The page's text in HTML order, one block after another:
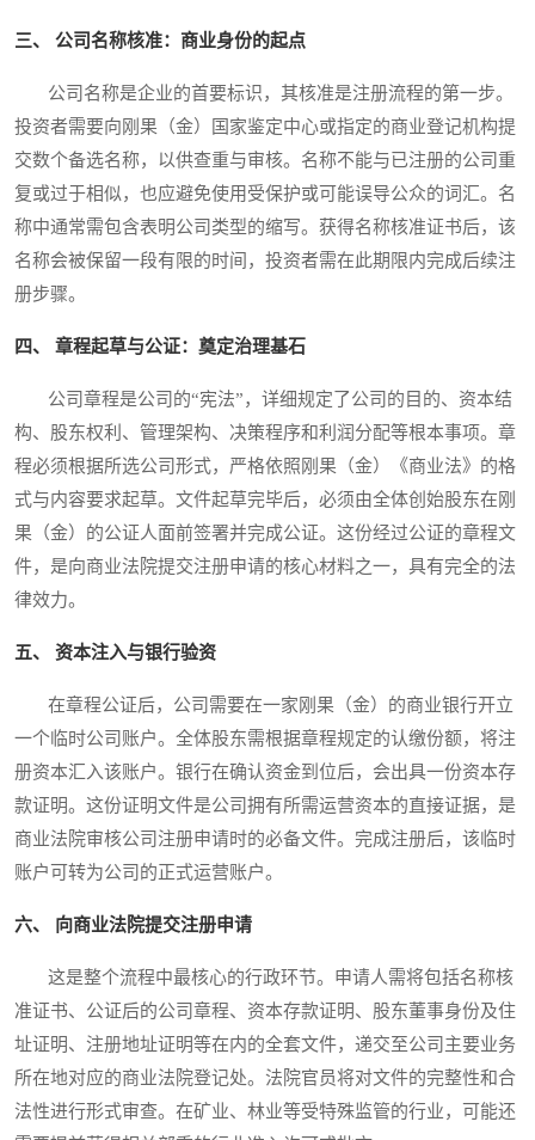
三、 公司名称核准：商业身份的起点
公司名称是企业的首要标识，其核准是注册流程的第一步。
投资者需要向刚果（金）国家鉴定中心或指定的商业登记机构提
交数个备选名称，以供查重与审核。名称不能与已注册的公司重
复或过于相似，也应避免使用受保护或可能误导公众的词汇。名
称中通常需包含表明公司类型的缩写。获得名称核准证书后，该
名称会被保留一段有限的时间，投资者需在此期限内完成后续注
册步骤。
四、 章程起草与公证：奠定治理基石
公司章程是公司的“宪法”，详细规定了公司的目的、资本结
构、股东权利、管理架构、决策程序和利润分配等根本事项。章
程必须根据所选公司形式，严格依照刚果（金）《商业法》的格
式与内容要求起草。文件起草完毕后，必须由全体创始股东在刚
果（金）的公证人面前签署并完成公证。这份经过公证的章程文
件，是向商业法院提交注册申请的核心材料之一，具有完全的法
律效力。
五、 资本注入与银行验资
在章程公证后，公司需要在一家刚果（金）的商业银行开立
一个临时公司账户。全体股东需根据章程规定的认缴份额，将注
册资本汇入该账户。银行在确认资金到位后，会出具一份资本存
款证明。这份证明文件是公司拥有所需运营资本的直接证据，是
商业法院审核公司注册申请时的必备文件。完成注册后，该临时
账户可转为公司的正式运营账户。
六、 向商业法院提交注册申请
这是整个流程中最核心的行政环节。申请人需将包括名称核
准证书、公证后的公司章程、资本存款证明、股东董事身份及住
址证明、注册地址证明等在内的全套文件，递交至公司主要业务
所在地对应的商业法院登记处。法院官员将对文件的完整性和合
法性进行形式审查。在矿业、林业等受特殊监管的行业，可能还